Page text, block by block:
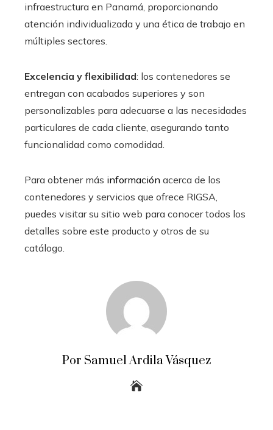
infraestructura en Panamá, proporcionando
atención individualizada y una ética de trabajo en
múltiples sectores.
Excelencia y flexibilidad: los contenedores se
entregan con acabados superiores y son
personalizables para adecuarse a las necesidades
particulares de cada cliente, asegurando tanto
funcionalidad como comodidad.
Para obtener más información acerca de los
contenedores y servicios que ofrece RIGSA,
puedes visitar su sitio web para conocer todos los
detalles sobre este producto y otros de su
catálogo.
Por Samuel Ardila Vásquez